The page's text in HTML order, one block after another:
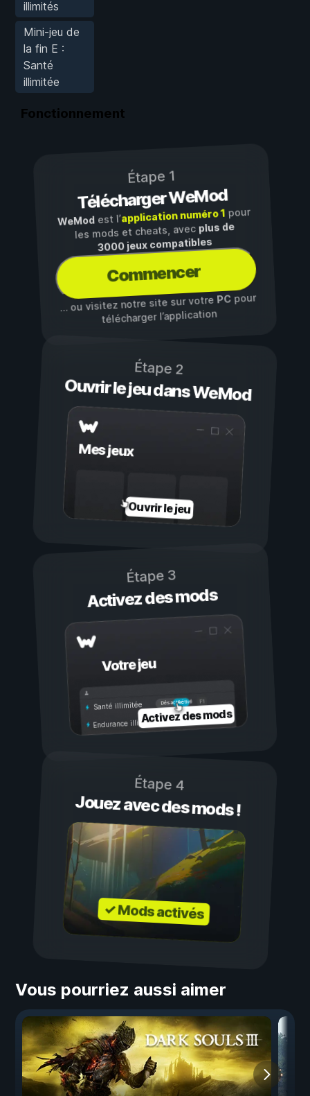
illimités
Mini-jeu de
la fin E :
Santé
illimitée
Fonctionnement
Étape 1
Télécharger WeMod
WeModest l’application numéro 1pour
les mods et cheats, avec plus de
3000 jeux compatibles
Commencer
… ou visitez notre site sur votre PCpour
télécharger l’application
Étape 2
Ouvrir le jeu dans WeMod
Mes jeux
Ouvrir le jeu
Étape 3
Activez des mods
Votre jeu
Activé
Désactivé
Santé illimitée
Endurance illimitéeActivez des mods
Étape 4
Jouez avec des mods !
✓ Mods activés
Vous pourriez aussi aimer